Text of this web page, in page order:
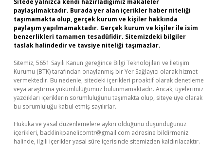
Sitede yalnızca kendi hazırladığımız makaleler
paylaşılmaktadır. Burada yer alan içerikler haber niteliği
taşımamakta olup, gerçek kurum ve kişiler hakkında
paylaşım yapılmamaktadır. Gerçek kurum ve kişiler ile isim
benzerlikleri tamamen tesadüfidir. Sitemizdeki bilgiler
taslak halindedir ve tavsiye niteliği taşımazlar.
Sitemiz, 5651 Sayılı Kanun gereğince Bilgi Teknolojileri ve İletişim
Kurumu (BTK) tarafından onaylanmış bir Yer Sağlayıcı olarak hizmet
vermektedir. Bu nedenle, sitedeki içerikleri proaktif olarak denetleme
veya araştırma yükümlülüğümüz bulunmamaktadır. Ancak, üyelerimiz
yazdıkları içeriklerin sorumluluğunu taşımakta olup, siteye üye olarak
bu sorumluluğu kabul etmiş sayılırlar.
Hukuka ve yasal düzenlemelere aykırı olduğunu düşündüğünüz
içerikleri, backlinkpanelicomtr@gmail.com adresine bildirmeniz
halinde, ilgili içerikler yasal süre içerisinde sitemizden kaldırılacaktır.